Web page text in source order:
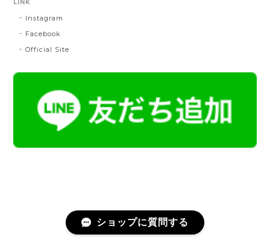
帯締 二分紐：鼡
NN：鼡
ださり、対応の早さにも感謝です。 素敵なお品をあり
がとうございました。
LINK
Instagram
Facebook
Official Site
ショップに質問する